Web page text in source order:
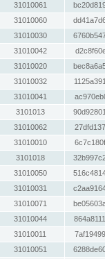
31010061
31010060
31010030
31010042
31010020
31010032
31010041
3101013
31010062
31010010
3101018
31010050
31010031
31010071
31010044
31010011
31010051